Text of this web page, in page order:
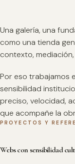
Una galería, una
como una tienda
contexto,
Por eso trabajamos
sensibilidad
preciso, velocidad,
que acompañe la
PROYECTOS Y
Webs con sensibilidad